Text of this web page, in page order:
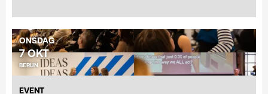
ONSDAG
7 OKT
BERLIN
EVENT